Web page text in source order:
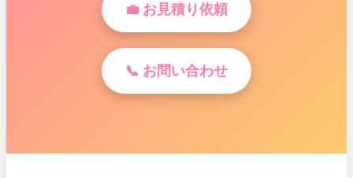
💼 お見積り依頼
📞 お問い合わせ